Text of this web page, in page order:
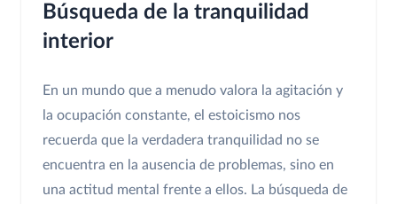
Búsqueda de la tranquilidad
interior
En un mundo que a menudo valora la agitación y
la ocupación constante, el estoicismo nos
recuerda que la verdadera tranquilidad no se
encuentra en la ausencia de problemas, sino en
una actitud mental frente a ellos. La búsqueda de